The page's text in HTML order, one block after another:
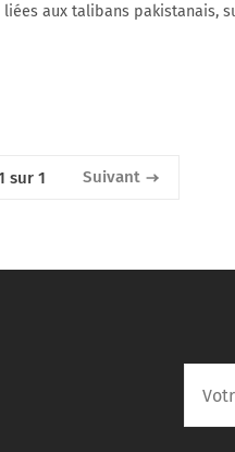
aux talibans pakistanais,
sur 1 Suivant